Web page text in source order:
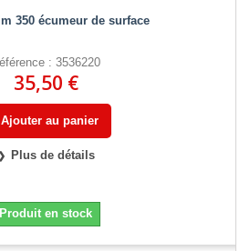
350 écumeur de surface
: 3536220
35,50 €
Ajouter au panier
Plus de détails
Produit en stock